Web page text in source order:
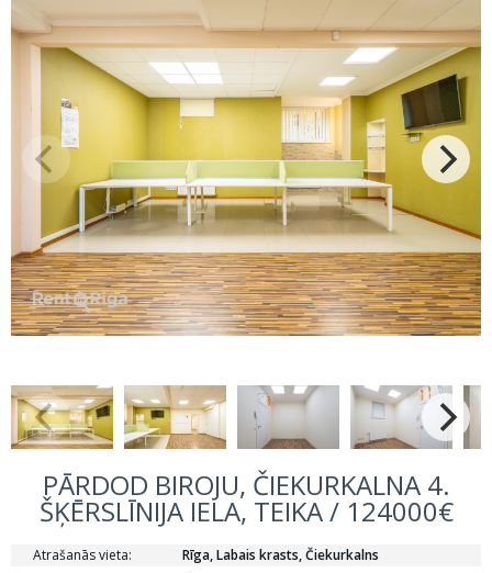
PĀRDOD BIROJU, ČIEKURKALNA 4.
ŠĶĒRSLĪNIJA IELA, TEIKA / 124000€
Atrašanās vieta:
Rīga, Labais krasts, Čiekurkalns